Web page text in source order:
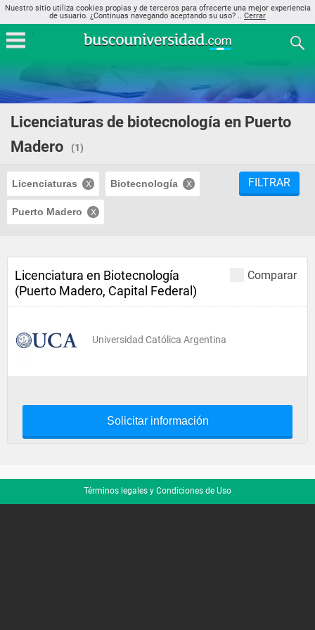
Nuestro sitio utiliza cookies propias y de terceros para ofrecerte una mejor experiencia
de usuario. ¿Continuas navegando aceptando su uso? .. Cerrar
Licenciaturas de biotecnología en Puerto
Madero
(1)
Licenciaturas Biotecnología
Puerto Madero
FILTRAR
Comparar
Licenciatura en Biotecnología
(Puerto Madero, Capital Federal)
Universidad Católica Argentina
Solicitar información
Términos legales y Condiciones de Uso